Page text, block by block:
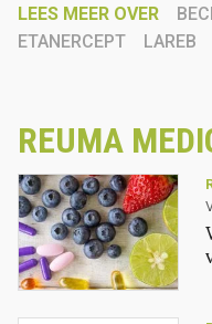
LEES MEER OVER
ETANERCEPT
LAREB
REUMA